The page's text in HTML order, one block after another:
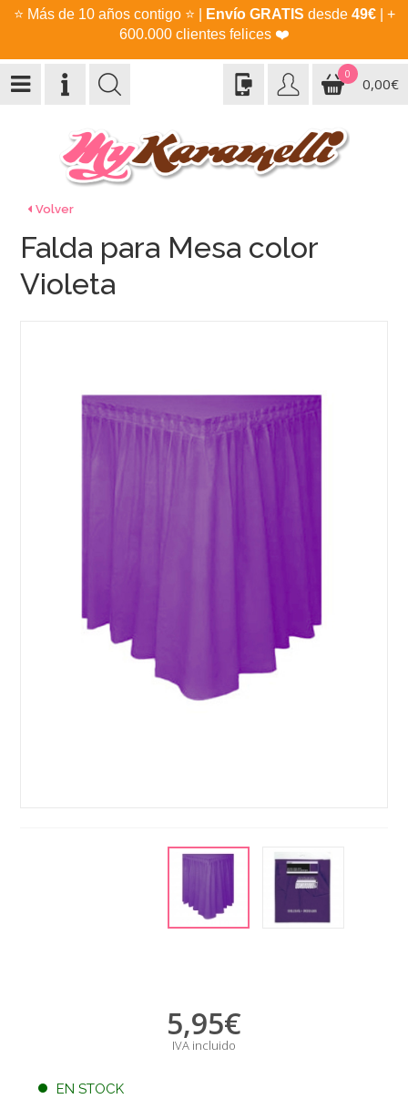
⭐ Más de 10 años contigo ⭐ Envío GRATIS desde 49€| +
600.000 clientes felices ❤️
0
0,00€
Volver
Falda para Mesa color
Violeta
5,95€
IVA incluido
EN STOCK